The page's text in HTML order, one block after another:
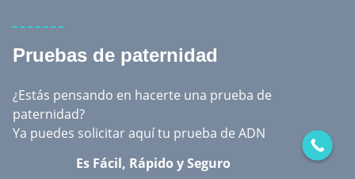
Pruebas de paternidad
¿Estás pensando en hacerte una prueba de
paternidad?
Ya puedes solicitar aquí tu prueba de ADN
Es Fácil, Rápido y Seguro